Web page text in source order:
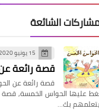
الشائعة
15 يونيو 2020
قصة رائعة
قصة رائعة عن
عليها الحواس الخمسة,
بك…